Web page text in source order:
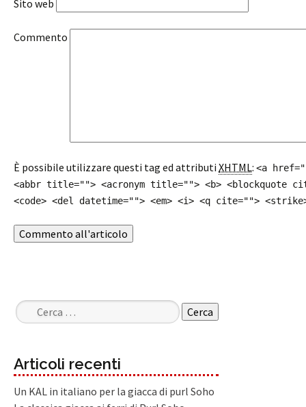
Sito web
Commento
È possibile utilizzare questi tag ed attributi XHTML: <a
<abbr title=""> <acronym title=""> <b> <blockquote
<code> <del datetime=""> <em> <i> <q cite="">
Ricerca per:
Articoli recenti
Un KAL in italiano per la giacca di purl Soho